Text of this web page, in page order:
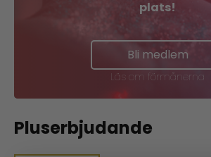
plats!
Bli medlem
Läs om förmånerna
Pluserbjudande